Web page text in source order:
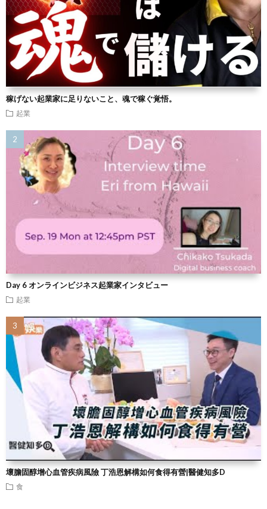
稼げない起業家に足りないこと、魂で稼ぐ覚悟。
起業
Day 6 オンラインビジネス起業家インタビュー
起業
壞膽固醇增心血管疾病風險 丁浩恩解構如何食得有營|醫健知多D
食